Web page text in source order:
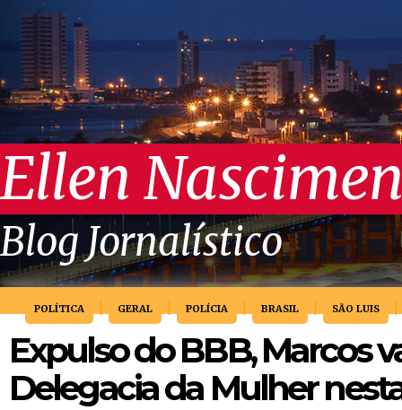
Ellen
Blog Jornalístico
POLÍTICA GERAL POLÍCIA BRASIL SÃO LUIS
Expulso do BBB, Marcos
Delegacia da Mulher